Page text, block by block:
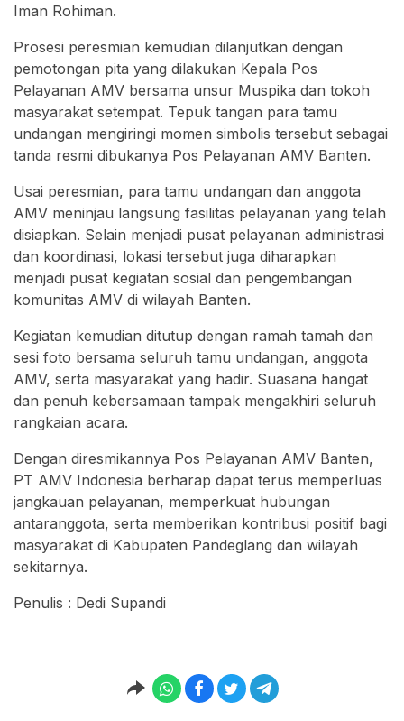
Iman Rohiman.
Prosesi peresmian kemudian dilanjutkan dengan
pemotongan pita yang dilakukan Kepala Pos
Pelayanan AMV bersama unsur Muspika dan tokoh
masyarakat setempat. Tepuk tangan para tamu
undangan mengiringi momen simbolis tersebut sebagai
tanda resmi dibukanya Pos Pelayanan AMV Banten.
Usai peresmian, para tamu undangan dan anggota
AMV meninjau langsung fasilitas pelayanan yang telah
disiapkan. Selain menjadi pusat pelayanan administrasi
dan koordinasi, lokasi tersebut juga diharapkan
menjadi pusat kegiatan sosial dan pengembangan
komunitas AMV di wilayah Banten.
Kegiatan kemudian ditutup dengan ramah tamah dan
sesi foto bersama seluruh tamu undangan, anggota
AMV, serta masyarakat yang hadir. Suasana hangat
dan penuh kebersamaan tampak mengakhiri seluruh
rangkaian acara.
Dengan diresmikannya Pos Pelayanan AMV Banten,
PT AMV Indonesia berharap dapat terus memperluas
jangkauan pelayanan, memperkuat hubungan
antaranggota, serta memberikan kontribusi positif bagi
masyarakat di Kabupaten Pandeglang dan wilayah
sekitarnya.
Penulis : Dedi Supandi